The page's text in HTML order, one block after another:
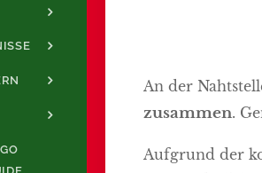
An der
zusammen.
Aufgrund der